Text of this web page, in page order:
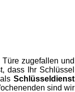
zugefallen und
dass Ihr Schlüssel
Schlüsseldienst
sind wir